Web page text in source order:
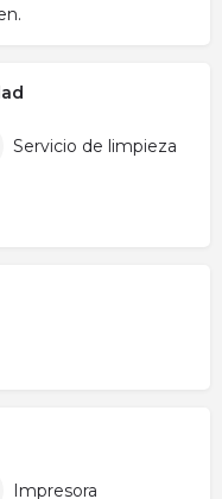
Servicio de limpieza
Impresora